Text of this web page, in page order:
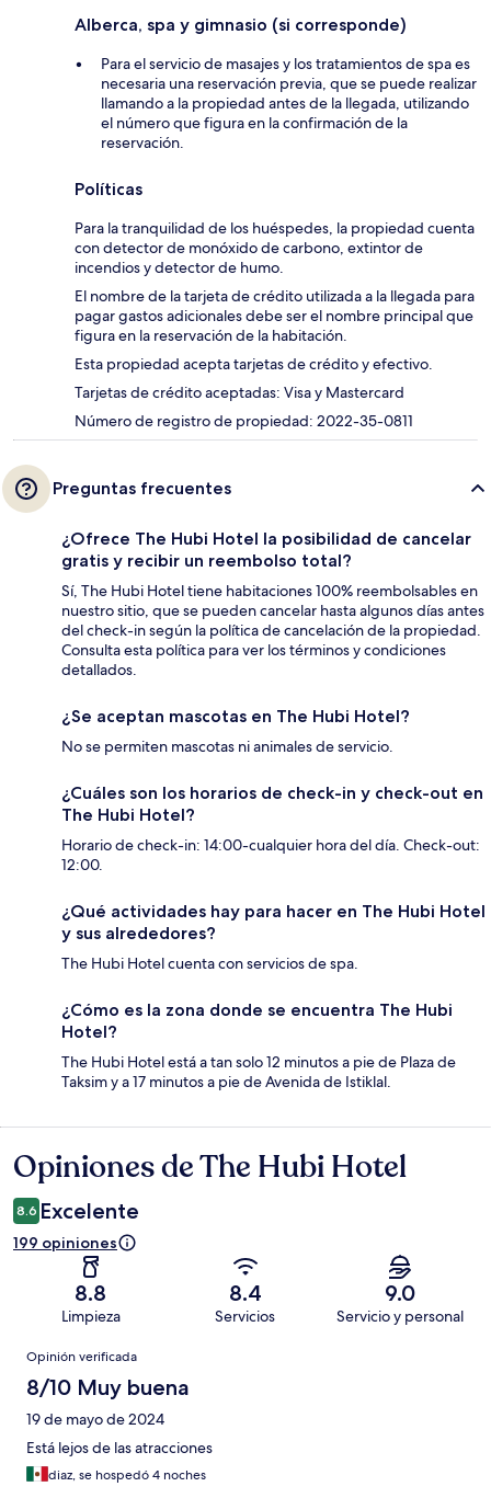
Alberca, spa y gimnasio (si corresponde)
Para el servicio de masajes y los tratamientos de spa es
necesaria una reservación previa, que se puede realizar
llamando a la propiedad antes de la llegada, utilizando
el número que figura en la confirmación de la
reservación.
Políticas
Para la tranquilidad de los huéspedes, la propiedad cuenta
con detector de monóxido de carbono, extintor de
incendios y detector de humo.
El nombre de la tarjeta de crédito utilizada a la llegada para
pagar gastos adicionales debe ser el nombre principal que
figura en la reservación de la habitación.
Esta propiedad acepta tarjetas de crédito y efectivo.
Tarjetas de crédito aceptadas: Visa y Mastercard
Número de registro de propiedad: 2022-35-0811
Preguntas frecuentes
¿Ofrece The Hubi Hotel la posibilidad de cancelar
gratis y recibir un reembolso total?
Sí, The Hubi Hotel tiene habitaciones 100% reembolsables en
nuestro sitio, que se pueden cancelar hasta algunos días antes
del check-in según la política de cancelación de la propiedad.
Consulta esta política para ver los términos y condiciones
detallados.
¿Se aceptan mascotas en The Hubi Hotel?
No se permiten mascotas ni animales de servicio.
¿Cuáles son los horarios de check-in y check-out en
The Hubi Hotel?
Horario de check-in: 14:00-cualquier hora del día. Check-out:
12:00.
¿Qué actividades hay para hacer en The Hubi Hotel
y sus alrededores?
The Hubi Hotel cuenta con servicios de spa.
¿Cómo es la zona donde se encuentra The Hubi
Hotel?
The Hubi Hotel está a tan solo 12 minutos a pie de Plaza de
Taksim y a 17 minutos a pie de Avenida de Istiklal.
Opiniones
Opiniones de The Hubi Hotel
8.6 Excelente
199 opiniones
8.8
Limpieza
8.4
Servicios
9.0
Servicio y personal
Opiniones
Opinión verificada
8/10 Muy buena
19 de mayo de 2024
Está lejos de las atracciones
diaz, se hospedó 4 noches